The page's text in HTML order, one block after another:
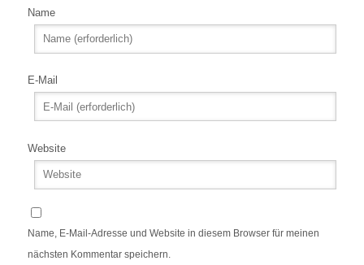
Name
E-Mail
Website
Name, E-Mail-Adresse und Website in diesem Browser für meinen
nächsten Kommentar speichern.